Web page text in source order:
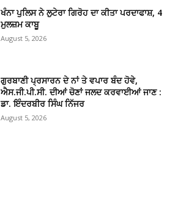
ਖੰਨਾ ਪੁਲਿਸ ਨੇ ਲੁਟੇਰਾ ਗਿਰੋਹ ਦਾ ਕੀਤਾ ਪਰਦਾਫਾਸ਼, 4
ਮੁਲਜ਼ਮ ਕਾਬੂ
August 5, 2026
ਗੁਰਬਾਣੀ ਪ੍ਰਸਾਰਨ ਦੇ ਨਾਂ ਤੇ ਵਪਾਰ ਬੰਦ ਹੋਵੇ,
ਐਸ.ਜੀ.ਪੀ.ਸੀ. ਦੀਆਂ ਚੋਣਾਂ ਜਲਦ ਕਰਵਾਈਆਂ ਜਾਣ :
ਡਾ. ਇੰਦਰਬੀਰ ਸਿੰਘ ਨਿੱਜਰ
August 5, 2026